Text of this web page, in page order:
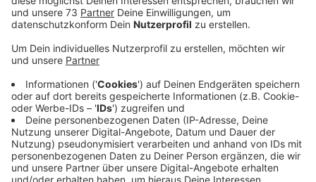
Anzeige
In Borken hatte eine Polizeibeamtin gestern
(17.Februar) am späten Abend richtig viel Glück. Sie
wollte auf der Ahauser Straße ein Auto anhalten.
Obwohl die Beamtin reflektierende Kleidung trug, eine
Taschenlampe und eine beleuchtete Polizeikelle, fuhr